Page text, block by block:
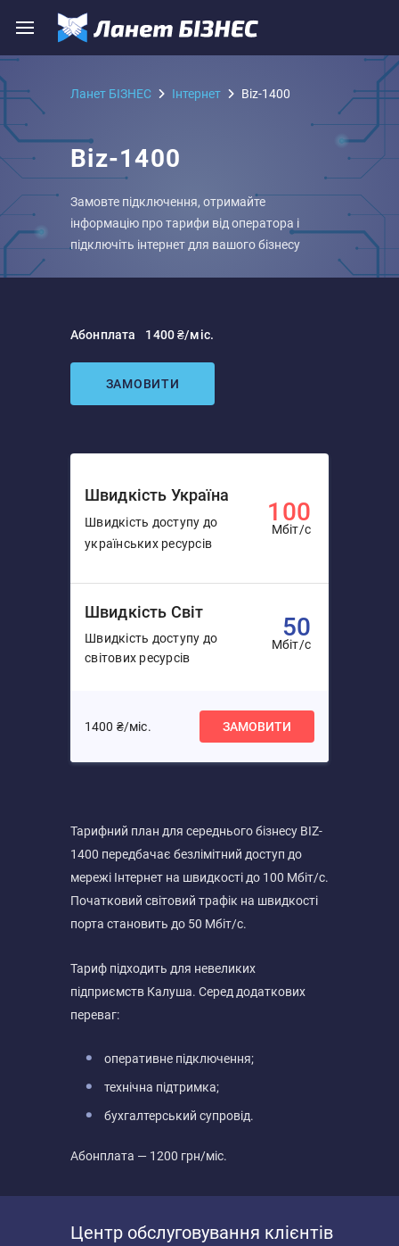
Ланет БІЗНЕС Iнтернет Biz-1400
Biz-1400
Замовте підключення, отримайте
інформацію про тарифи від оператора і
підключіть інтернет для вашого бізнесу
ЗАМОВИТИ
Абонплата 1400 ₴/міс.
Швидкість Україна
Швидкість доступу до
українських ресурсів
100
Мбіт/с
Швидкість Світ
Швидкість доступу до
світових ресурсів
50
Мбіт/с
ЗАМОВИТИ
1400 ₴/міс.
Тарифний план для середнього бізнесу BIZ-
1400 передбачає безлімітний доступ до
мережі Інтернет на швидкості до 100 Мбіт/с.
Початковий світовий трафік на швидкості
порта становить до 50 Мбіт/с.
Тариф підходить для невеликих
підприємств Калуша. Серед додаткових
переваг:
оперативне підключення;
технічна підтримка;
бухгалтерський супровід.
Абонплата — 1200 грн/міс.
Центр обслуговування клієнтів